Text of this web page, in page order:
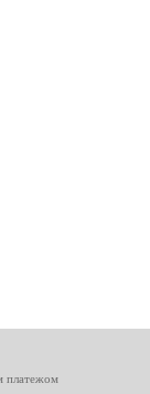
платежом